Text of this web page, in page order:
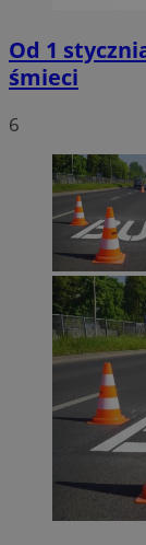
Od 1
śmieci
6